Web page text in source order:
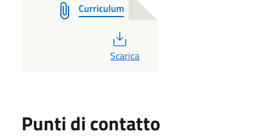
Curriculum
PDF
Scarica
Punti di contatto